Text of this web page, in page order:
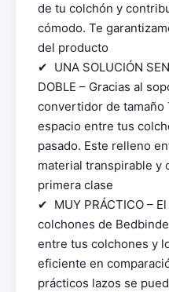
de tu colchón y
cómodo. Te
del producto
✔ ️ UNA SOLUCIÓN
DOBLE – Gracias al
convertidor de tamaño
espacio entre tus
pasado. Este relleno
material transpirable y
primera clase
✔ ️ MUY PRÁCTICO –
colchones de
entre tus colchones y
eficiente en
prácticos lazos se